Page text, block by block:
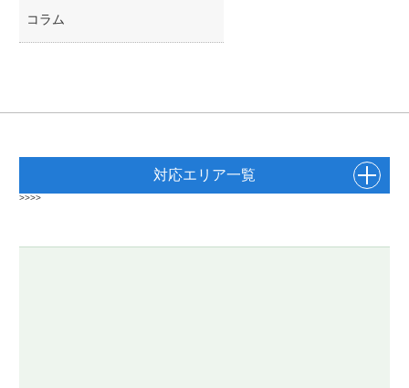
コラム
対応エリア一覧
>>>>